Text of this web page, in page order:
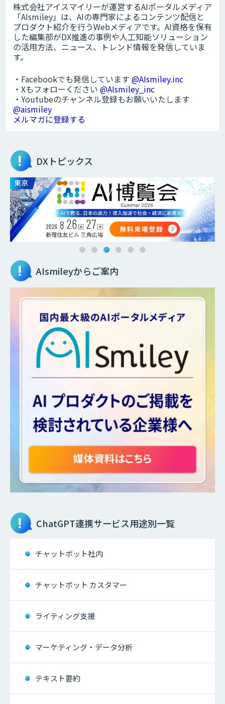
株式会社アイスマイリーが運営するAIポータルメディア
「AIsmiley」は、AIの専門家によるコンテンツ配信と
プロダクト紹介を行うWebメディアです。AI資格を保有
した編集部がDX推進の事例や人工知能ソリューション
の活用方法、ニュース、トレンド情報を発信していま
す。
・Facebookでも発信しています @AIsmiley.inc
・Xもフォローください @AIsmiley_inc
・Youtubeのチャンネル登録もお願いいたします
@aismiley
メルマガに登録する
DXトピックス
AIsmileyからご案内
ChatGPT連携サービス用途別一覧
チャットボット社内
チャットボット カスタマー
ライティング支援
マーケティング・データ分析
テキスト要約